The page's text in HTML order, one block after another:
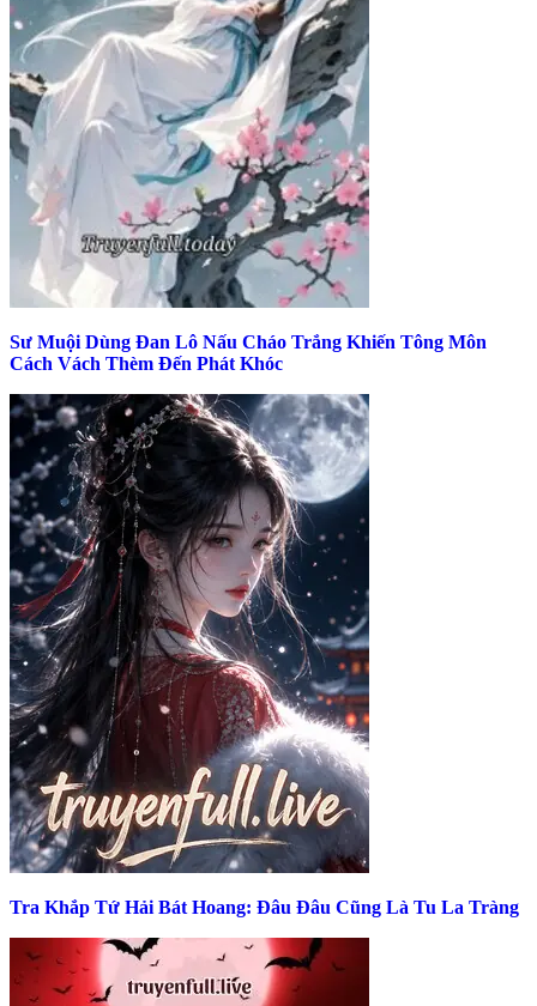
Sư Muội Dùng Đan Lô Nấu Cháo Trắng Khiến Tông Môn
Cách Vách Thèm Đến Phát Khóc
Tra Khắp Tứ Hải Bát Hoang: Đâu Đâu Cũng Là Tu La Tràng